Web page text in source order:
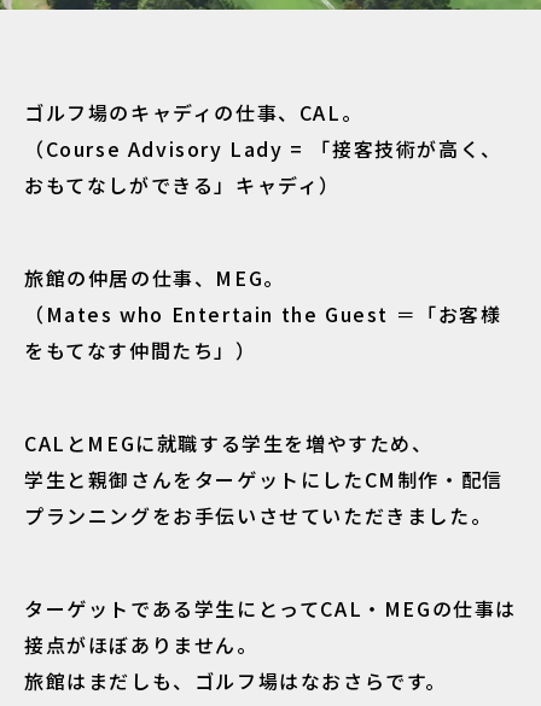
ゴルフ場のキャディの仕事、CAL。
（Course Advisory Lady = 「接客技術が高く、
おもてなしができる」キャディ）
旅館の仲居の仕事、MEG。
（Mates who Entertain the Guest ＝「お客様
をもてなす仲間たち」）
CALとMEGに就職する学生を増やすため、
学生と親御さんをターゲットにしたCM制作・配信
プランニングをお手伝いさせていただきました。
ターゲットである学生にとってCAL・MEGの仕事は
接点がほぼありません。
旅館はまだしも、ゴルフ場はなおさらです。